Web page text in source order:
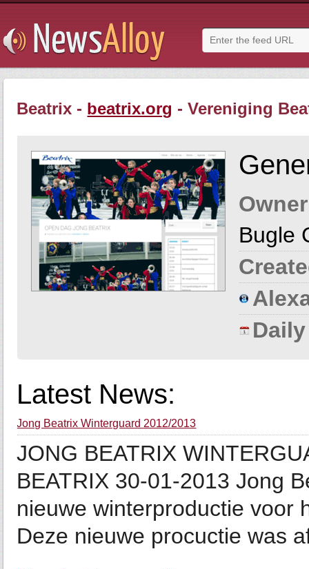
Beatrix - beatrix.org - Vereniging
Bugle
Latest News:
Jong Beatrix Winterguard 2012/2013
JONG BEATRIX
BEATRIX 30-01-2013 Jong
nieuwe winterproductie voor
Deze nieuwe procuctie was